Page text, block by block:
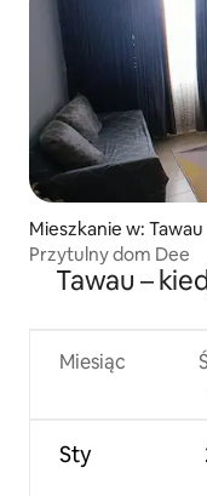
Mieszkanie w: Tawau
Przytulny dom Dee
Tawau –
Miesiąc
Sty